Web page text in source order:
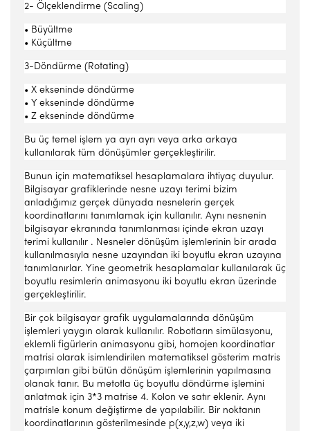
2- Ölçeklendirme (Scaling)
• Büyültme
• Küçültme
3-Döndürme (Rotating)
• X ekseninde döndürme
• Y ekseninde döndürme
• Z ekseninde döndürme
Bu üç temel işlem ya ayrı ayrı veya arka arkaya
kullanılarak tüm dönüşümler gerçekleştirilir.
Bunun için matematiksel hesaplamalara ihtiyaç duyulur.
Bilgisayar grafiklerinde nesne uzayı terimi bizim
anladığımız gerçek dünyada nesnelerin gerçek
koordinatlarını tanımlamak için kullanılır. Aynı nesnenin
bilgisayar ekranında tanımlanması içinde ekran uzayı
terimi kullanılır . Nesneler dönüşüm işlemlerinin bir arada
kullanılmasıyla nesne uzayından iki boyutlu ekran uzayına
tanımlanırlar. Yine geometrik hesaplamalar kullanılarak üç
boyutlu resimlerin animasyonu iki boyutlu ekran üzerinde
gerçekleştirilir.
Bir çok bilgisayar grafik uygulamalarında dönüşüm
işlemleri yaygın olarak kullanılır. Robotların simülasyonu,
eklemli figürlerin animasyonu gibi, homojen koordinatlar
matrisi olarak isimlendirilen matematiksel gösterim matris
çarpımları gibi bütün dönüşüm işlemlerinin yapılmasına
olanak tanır. Bu metotla üç boyutlu döndürme işlemini
anlatmak için 3*3 matrise 4. Kolon ve satır eklenir. Aynı
matrisle konum değiştirme de yapılabilir. Bir noktanın
koordinatlarının gösterilmesinde p(x,y,z,w) veya iki